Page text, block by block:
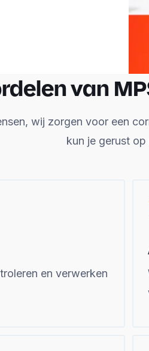
van
wij zorgen voor een
kun je gerust op
en verwerken